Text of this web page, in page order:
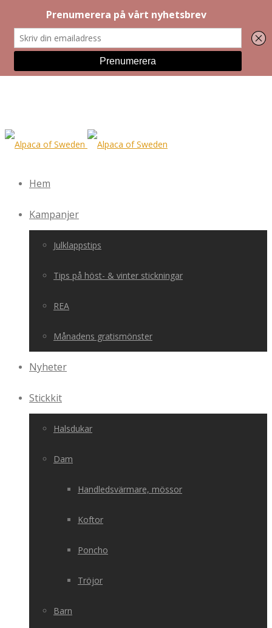
Hem
Kampanjer
Julklappstips
Tips på höst- & vinter stickningar
REA
Månadens gratismönster
Nyheter
Stickkit
Halsdukar
Dam
Handledsvärmare, mössor
Koftor
Poncho
Tröjor
Barn